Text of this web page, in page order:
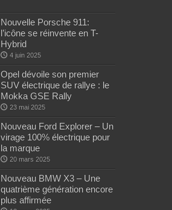
Nouvelle Porsche 911:
l’icône se réinvente en T-
Hybrid
4 juin 2025
Opel dévoile son premier
SUV électrique de rallye : le
Mokka GSE Rally
23 mai 2025
Nouveau Ford Explorer – Un
virage 100% électrique pour
la marque
20 mars 2025
Nouveau BMW X3 – Une
quatrième génération encore
plus affirmée